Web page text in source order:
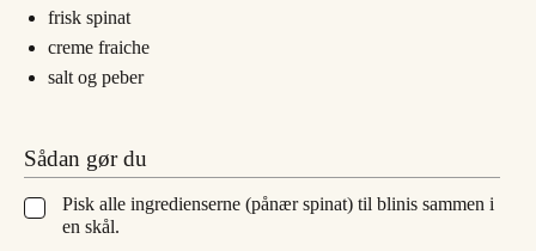
frisk spinat
creme fraiche
salt og peber
Sådan gør du
▢
Pisk alle ingredienserne (pånær spinat) til blinis sammen i
en skål.